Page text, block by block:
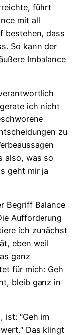
führt
mit all
bestehen, dass
So kann der
Imbalance
ich nicht
zu
also, was so
geht mir ja
Begriff Balance
Aufforderung
ich zunächst
eben weil
ganz
für mich: Geh
bleib ganz in
ist: “Geh im
Das klingt